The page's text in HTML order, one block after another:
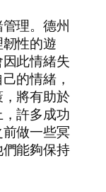
理。德州
性的遊
此情緒失
的情緒，
將有助於
許多成功
做一些冥
能夠保持